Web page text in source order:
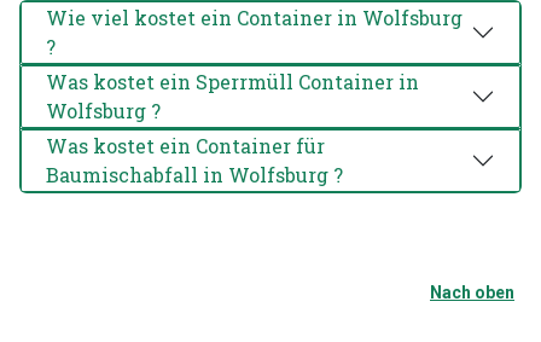
Wie viel kostet ein Container in Wolfsburg
?
Was kostet ein Sperrmüll Container in
Wolfsburg ?
Was kostet ein Container für
Baumischabfall in Wolfsburg ?
Nach oben